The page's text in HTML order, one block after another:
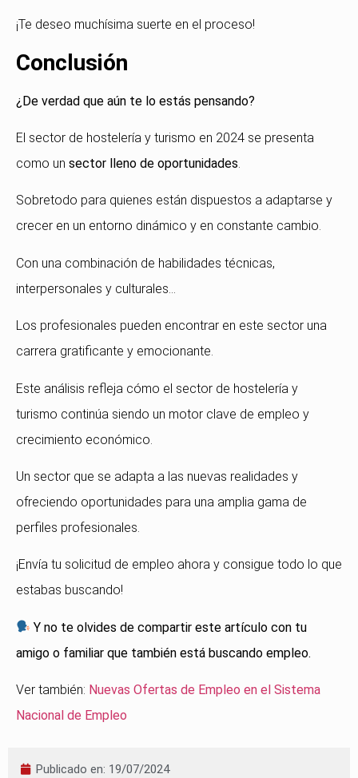
¡Te deseo muchísima suerte en el proceso!
Conclusión
¿De verdad que aún te lo estás pensando?
El sector de hostelería y turismo en 2024 se presenta
como un sector lleno de oportunidades.
Sobretodo para quienes están dispuestos a adaptarse y
crecer en un entorno dinámico y en constante cambio.
Con una combinación de habilidades técnicas,
interpersonales y culturales…
Los profesionales pueden encontrar en este sector una
carrera gratificante y emocionante.
Este análisis refleja cómo el sector de hostelería y
turismo continúa siendo un motor clave de empleo y
crecimiento económico.
Un sector que se adapta a las nuevas realidades y
ofreciendo oportunidades para una amplia gama de
perfiles profesionales.
¡Envía tu solicitud de empleo ahora y consigue todo lo que
estabas buscando!
Y no te olvides de compartir este artículo con tu
amigo o familiar que también está buscando empleo.
Ver también: Nuevas Ofertas de Empleo en el Sistema
Nacional de Empleo
Publicado en: 19/07/2024